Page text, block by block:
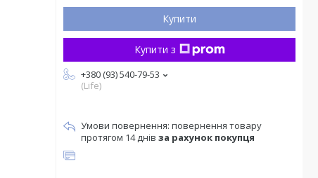
Купити
Купити з
+380 (93) 540-79-53
(Life)
повернення товару
протягом 14 днів за рахунок покупця